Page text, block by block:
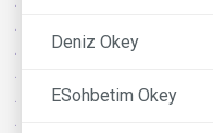
Deniz Okey
ESohbetim Okey